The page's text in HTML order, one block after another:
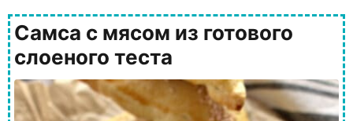
Самса с мясом из готового
слоеного теста